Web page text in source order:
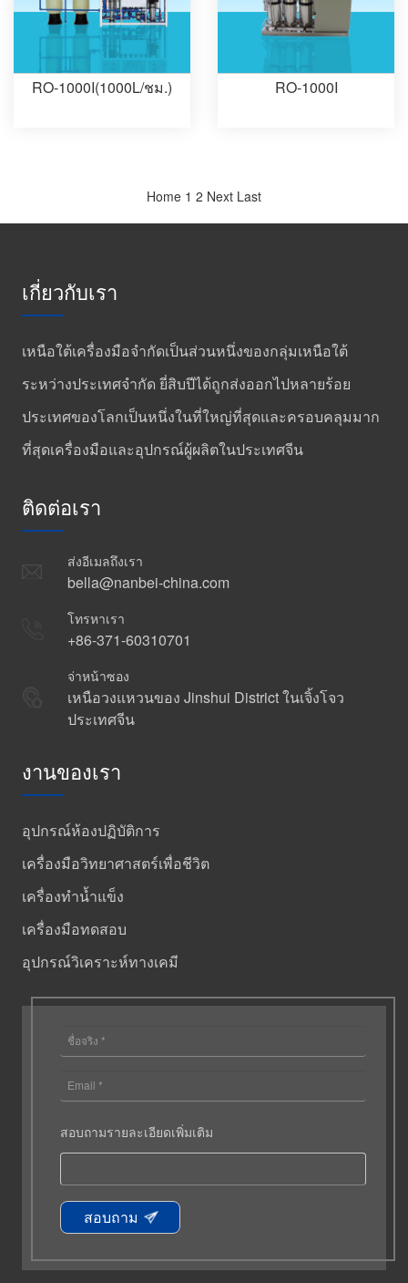
RO-1000I(1000L/ชม.) RO-1000I
Home 1 2 Next Last
เกี่ยวกับเรา
เหนือใต้เครื่องมือจำกัดเป็นส่วนหนึ่งของกลุ่มเหนือใต้
ระหว่างประเทศจำกัด ยี่สิบปีได้ถูกส่งออกไปหลายร้อย
ประเทศของโลกเป็นหนึ่งในที่ใหญ่ที่สุดและครอบคลุมมาก
ที่สุดเครื่องมือและอุปกรณ์ผู้ผลิตในประเทศจีน
ติดต่อเรา
ส่งอีเมลถึงเรา
bella@nanbei-china.com
โทรหาเรา
+86-371-60310701
จ่าหน้าซอง
เหนือวงแหวนของ Jinshui District ในเจิ้งโจว
ประเทศจีน
งานของเรา
อุปกรณ์ห้องปฏิบัติการ
เครื่องมือวิทยาศาสตร์เพื่อชีวิต
เครื่องทำน้ำแข็ง
เครื่องมือทดสอบ
อุปกรณ์วิเคราะห์ทางเคมี
สอบถามรายละเอียดเพิ่มเติม
สอบถาม